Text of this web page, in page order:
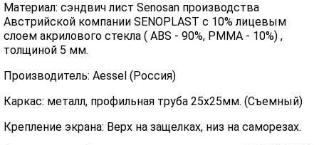
Материал: сэндвич лист Senosan производства
Австрийской компании SENOPLAST c 10% лицевым
слоем акрилового стекла ( ABS - 90%, PMMA - 10%) ,
толщиной 5 мм.
Производитель: Aessel (Россия)
Каркас: металл, профильная труба 25х25мм. (Съемный)
Крепление экрана: Верх на защелках, низ на саморезах.